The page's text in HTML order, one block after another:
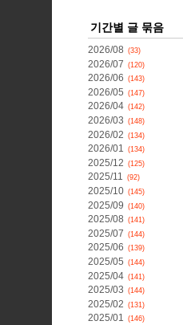
기간별 글 묶음
2026/08 (33)
2026/07 (120)
2026/06 (143)
2026/05 (147)
2026/04 (142)
2026/03 (148)
2026/02 (134)
2026/01 (134)
2025/12 (125)
2025/11 (92)
2025/10 (145)
2025/09 (140)
2025/08 (141)
2025/07 (144)
2025/06 (139)
2025/05 (144)
2025/04 (141)
2025/03 (144)
2025/02 (131)
2025/01 (146)